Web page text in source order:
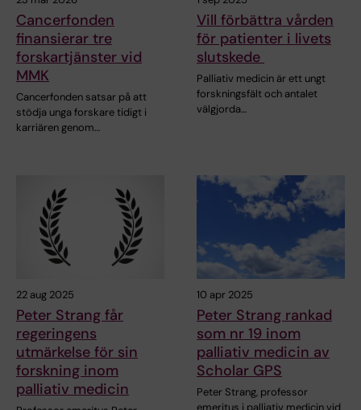
Cancerfonden
finansierar tre
forskartjänster vid
MMK
Cancerfonden satsar på att
stödja unga forskare tidigt i
karriären genom…
Vill förbättra vården
för patienter i livets
slutskede
Palliativ medicin är ett ungt
forskningsfält och antalet
välgjorda…
22 aug 2025
Peter Strang får
regeringens
utmärkelse för sin
forskning inom
palliativ medicin
10 apr 2025
Peter Strang rankad
som nr 19 inom
palliativ medicin av
Scholar GPS
Peter Strang, professor
emeritus i palliativ medicin vid